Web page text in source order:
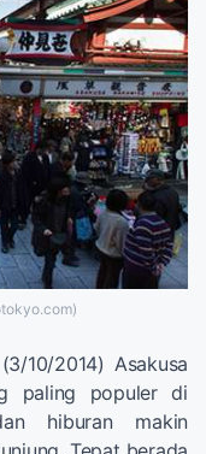
10/2014) Asakusa
paling populer di
hiburan makin